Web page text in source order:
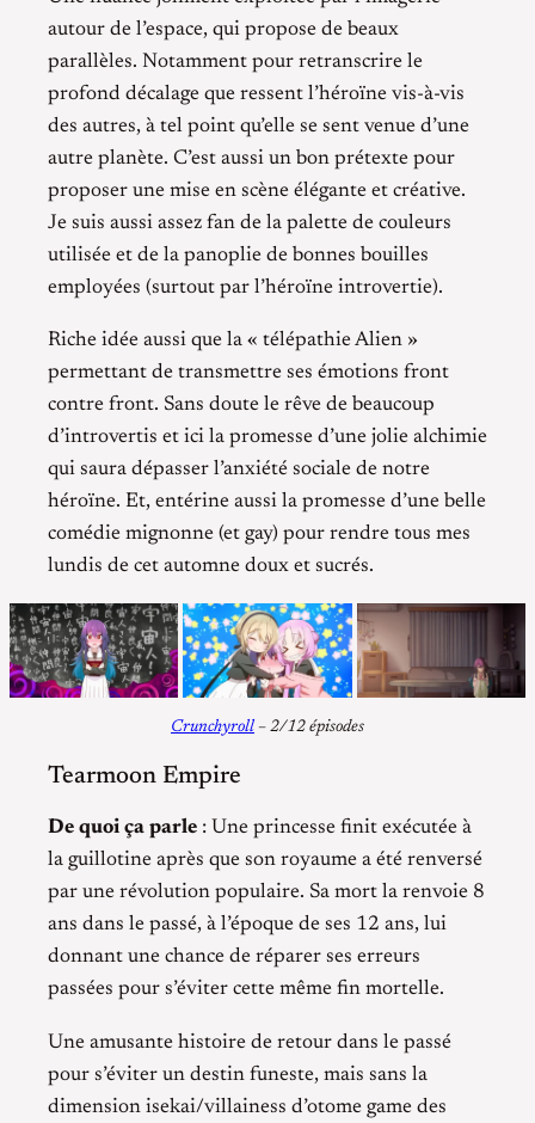
autour de l’espace, qui propose de beaux
parallèles. Notamment pour retranscrire le
profond décalage que ressent l’héroïne vis-à-vis
des autres, à tel point qu’elle se sent venue d’une
autre planète. C’est aussi un bon prétexte pour
proposer une mise en scène élégante et créative.
Je suis aussi assez fan de la palette de couleurs
utilisée et de la panoplie de bonnes bouilles
employées (surtout par l’héroïne introvertie).
Riche idée aussi que la « télépathie Alien »
permettant de transmettre ses émotions front
contre front. Sans doute le rêve de beaucoup
d’introvertis et ici la promesse d’une jolie alchimie
qui saura dépasser l’anxiété sociale de notre
héroïne. Et, entérine aussi la promesse d’une belle
comédie mignonne (et gay) pour rendre tous mes
lundis de cet automne doux et sucrés.
Crunchyroll – 2/12 épisodes
Tearmoon Empire
De quoi ça parle : Une princesse finit exécutée à
la guillotine après que son royaume a été renversé
par une révolution populaire. Sa mort la renvoie 8
ans dans le passé, à l’époque de ses 12 ans, lui
donnant une chance de réparer ses erreurs
passées pour s’éviter cette même fin mortelle.
Une amusante histoire de retour dans le passé
pour s’éviter un destin funeste, mais sans la
dimension isekai/villainess d’otome game des